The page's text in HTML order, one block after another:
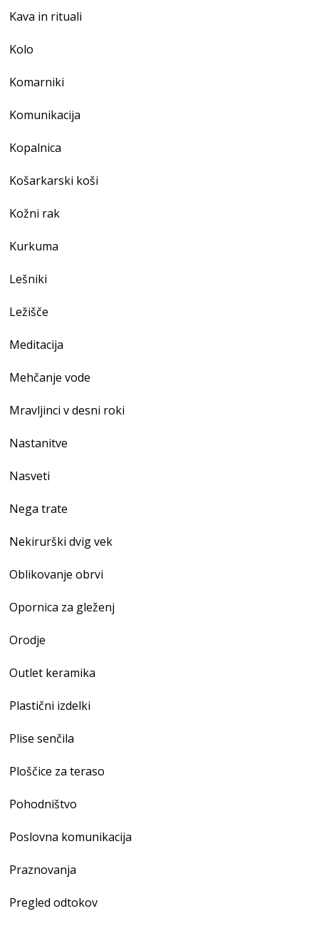
Kava in rituali
Kolo
Komarniki
Komunikacija
Kopalnica
Košarkarski koši
Kožni rak
Kurkuma
Lešniki
Ležišče
Meditacija
Mehčanje vode
Mravljinci v desni roki
Nastanitve
Nasveti
Nega trate
Nekirurški dvig vek
Oblikovanje obrvi
Opornica za gleženj
Orodje
Outlet keramika
Plastični izdelki
Plise senčila
Ploščice za teraso
Pohodništvo
Poslovna komunikacija
Praznovanja
Pregled odtokov